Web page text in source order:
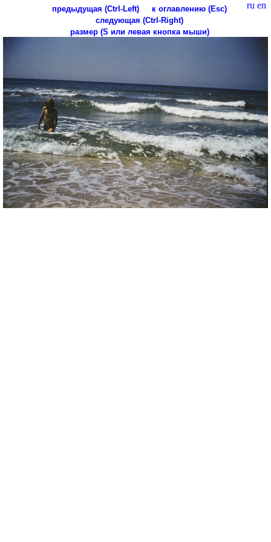
ru en
предыдущая (Ctrl-Left)
к оглавлению (Esc)
следующая (Ctrl-Right)
размер (S или левая кнопка мыши)